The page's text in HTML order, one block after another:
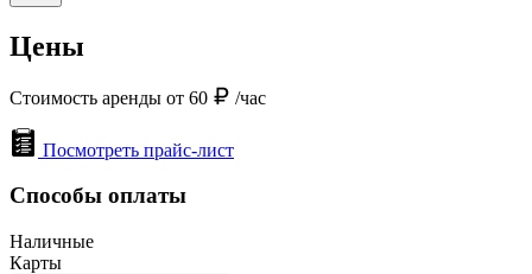
Цены
Стоимость аренды от 60 /час
Посмотреть прайс-лист
Способы оплаты
Наличные
Карты